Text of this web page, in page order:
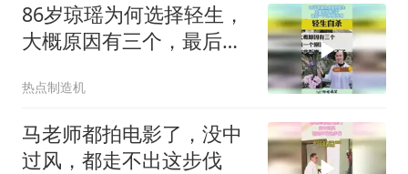
86岁琼瑶为何选择轻生，
大概原因有三个，最后一
热点制造机
马老师都拍电影了，没中
过风，都走不出这步伐